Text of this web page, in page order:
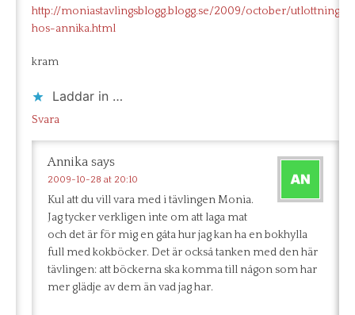
http://moniastavlingsblogg.blogg.se/2009/october/utlottning-
hos-annika.html
kram
Laddar in …
Svara
Annika says
2009-10-28 at 20:10
Kul att du vill vara med i tävlingen Monia.
Jag tycker verkligen inte om att laga mat
och det är för mig en gåta hur jag kan ha en bokhylla
full med kokböcker. Det är också tanken med den här
tävlingen: att böckerna ska komma till någon som har
mer glädje av dem än vad jag har.